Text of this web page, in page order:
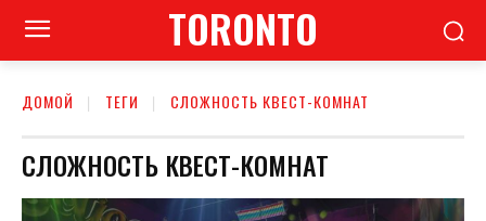
TORONTO
ДОМОЙ ТЕГИ СЛОЖНОСТЬ КВЕСТ-КОМНАТ
СЛОЖНОСТЬ КВЕСТ-КОМНАТ